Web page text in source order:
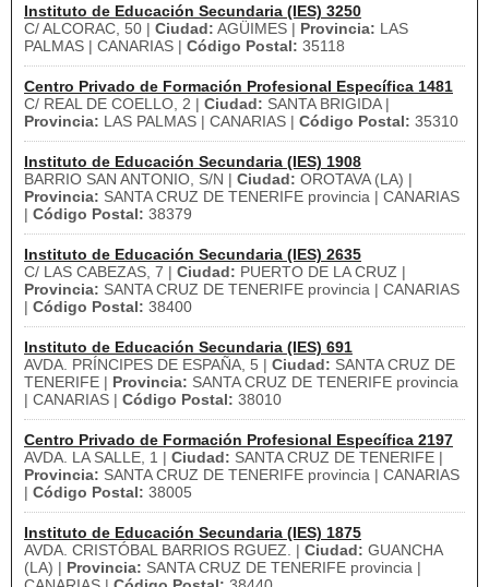
Instituto de Educación Secundaria (IES) 3250
C/ ALCORAC, 50 | Ciudad: AGÜIMES | Provincia: LAS
PALMAS | CANARIAS | Código Postal: 35118
Centro Privado de Formación Profesional Específica 1481
C/ REAL DE COELLO, 2 | Ciudad: SANTA BRIGIDA |
Provincia: LAS PALMAS | CANARIAS | Código Postal: 35310
Instituto de Educación Secundaria (IES) 1908
BARRIO SAN ANTONIO, S/N | Ciudad: OROTAVA (LA) |
Provincia: SANTA CRUZ DE TENERIFE provincia | CANARIAS
| Código Postal: 38379
Instituto de Educación Secundaria (IES) 2635
C/ LAS CABEZAS, 7 | Ciudad: PUERTO DE LA CRUZ |
Provincia: SANTA CRUZ DE TENERIFE provincia | CANARIAS
| Código Postal: 38400
Instituto de Educación Secundaria (IES) 691
AVDA. PRÍNCIPES DE ESPAÑA, 5 | Ciudad: SANTA CRUZ DE
TENERIFE | Provincia: SANTA CRUZ DE TENERIFE provincia
| CANARIAS | Código Postal: 38010
Centro Privado de Formación Profesional Específica 2197
AVDA. LA SALLE, 1 | Ciudad: SANTA CRUZ DE TENERIFE |
Provincia: SANTA CRUZ DE TENERIFE provincia | CANARIAS
| Código Postal: 38005
Instituto de Educación Secundaria (IES) 1875
AVDA. CRISTÓBAL BARRIOS RGUEZ. | Ciudad: GUANCHA
(LA) | Provincia: SANTA CRUZ DE TENERIFE provincia |